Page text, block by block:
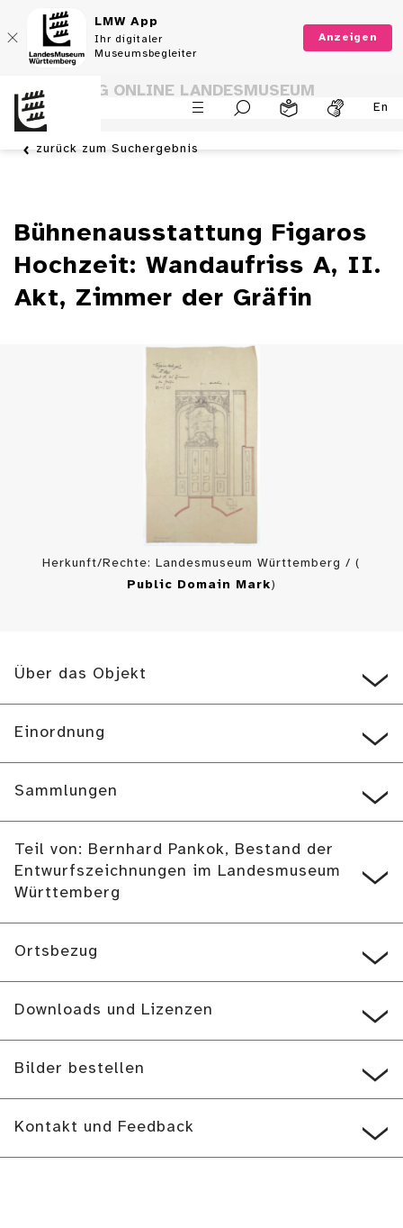
LMW App
Ihr digitaler
Museumsbegleiter
Anzeigen
En
SAMMLUNG ONLINE LANDESMUSEUM
WÜRTTEMBERG
zurück zum Suchergebnis
Bühnenausstattung Figaros
Hochzeit: Wandaufriss A, II.
Akt, Zimmer der Gräfin
Herkunft/Rechte: Landesmuseum Württemberg / (
Public Domain Mark)
Über das Objekt
Einordnung
Sammlungen
Teil von: Bernhard Pankok, Bestand der
Entwurfszeichnungen im Landesmuseum
Württemberg
Ortsbezug
Downloads und Lizenzen
Bilder bestellen
Kontakt und Feedback